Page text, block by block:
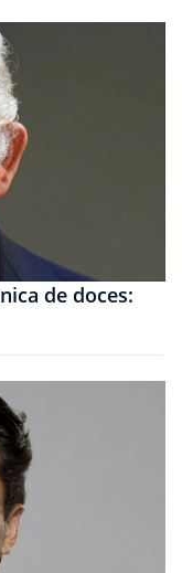
de doces: